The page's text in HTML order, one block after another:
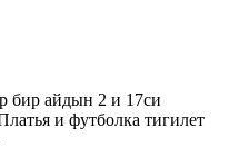
бир айдын 2 и 17си
и футболка тигилет